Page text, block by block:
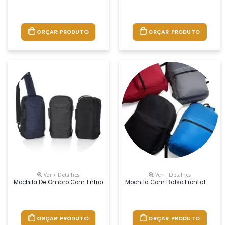
ORÇAR PRODUTO ORÇAR PRODUTO
Ver + Detalhes
Mochila De Ombro Com Entrada Usb
ORÇAR PRODUTO
Ver + Detalhes
Mochila Com Bolso Frontal
ORÇAR PRODUTO